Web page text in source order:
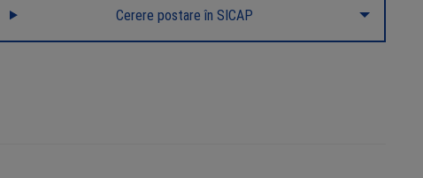
Cerere postare în SICAP